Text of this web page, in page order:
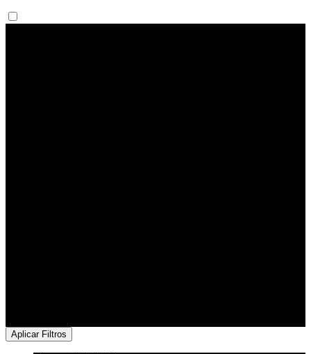
Aplicar Filtros